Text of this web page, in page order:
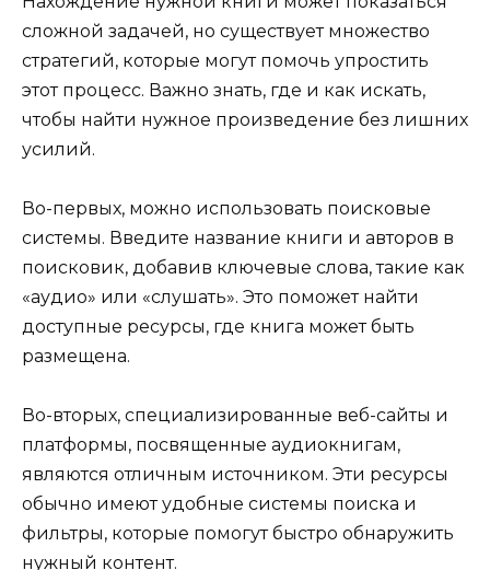
сложной задачей, но существует множество
стратегий, которые могут помочь упростить
этот процесс. Важно знать, где и как искать,
чтобы найти нужное произведение без лишних
усилий.
Во-первых, можно использовать поисковые
системы. Введите название книги и авторов в
поисковик, добавив ключевые слова, такие как
«аудио» или «слушать». Это поможет найти
доступные ресурсы, где книга может быть
размещена.
Во-вторых, специализированные веб-сайты и
платформы, посвященные аудиокнигам,
являются отличным источником. Эти ресурсы
обычно имеют удобные системы поиска и
фильтры, которые помогут быстро обнаружить
нужный контент.